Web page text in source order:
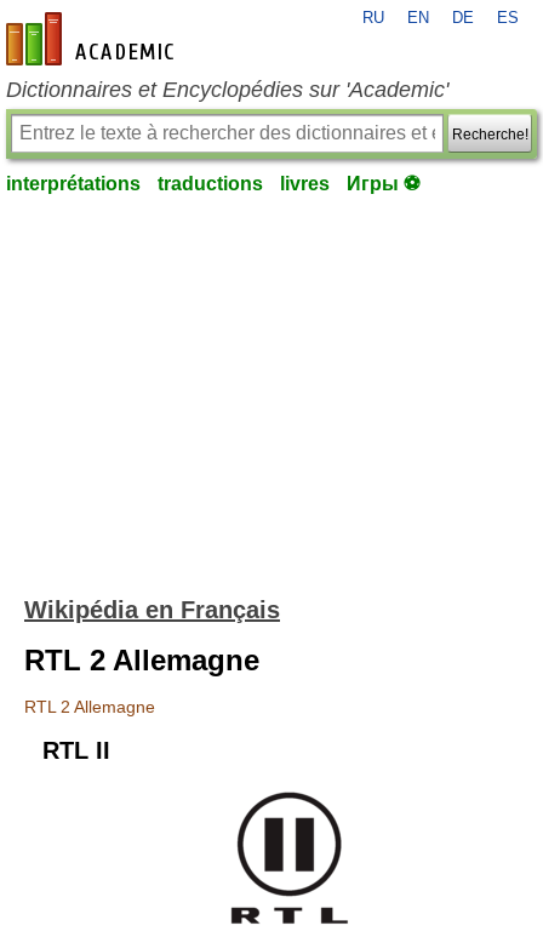
fr-academic.com
RU EN DE ES
Dictionnaires et Encyclopédies sur 'Academic'
Recherche!
interprétations traductions livres Игры ⚽
Wikipédia en Français
RTL 2 Allemagne
RTL 2 Allemagne
RTL II